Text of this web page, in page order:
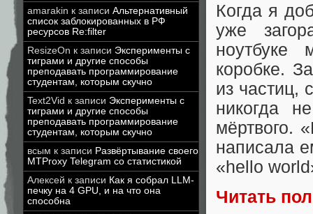
amarakin к записи Альтернативный
список заблокированных в РФ
ресурсов Re:filter
ResizeOn к записи Эксперименты с
тиграми и другие способы
преподавать программирование
студентам, которым скучно
Text2Vid к записи Эксперименты с
тиграми и другие способы
преподавать программирование
студентам, которым скучно
всым к записи Развёртывание своего
MTProxy Telegram со статистикой
Алексей к записи Как я собрал LLM-
печку на 4 GPU, и на что она
способна
Когда я
уже
ноутбуке
коробке.
из частиц,
никогда
мёртвого.
написала
«hello
Читать